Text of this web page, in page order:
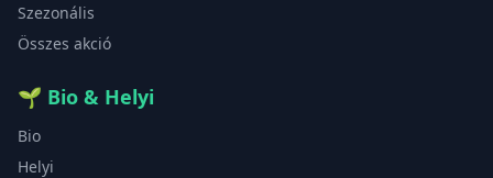
Szezonális
Összes akció
🌱 Bio & Helyi
Bio
Helyi